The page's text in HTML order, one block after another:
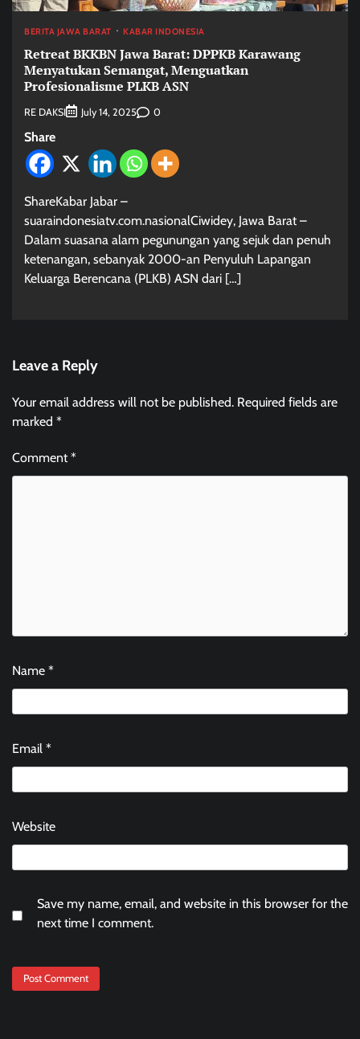
BERITA JAWA BARAT KABAR INDONESIA
Retreat BKKBN Jawa Barat: DPPKB Karawang
Menyatukan Semangat, Menguatkan
Profesionalisme PLKB ASN
RE DAKSI July 14, 2025 0
Share
ShareKabar Jabar –
suaraindonesiatv.com.nasionalCiwidey, Jawa Barat –
Dalam suasana alam pegunungan yang sejuk dan penuh
ketenangan, sebanyak 2000-an Penyuluh Lapangan
Keluarga Berencana (PLKB) ASN dari […]
Leave a Reply
Your email address will not be published. Required fields are
marked *
Comment*
Name *
Email *
Website
Save my name, email, and website in this browser for the
next time I comment.